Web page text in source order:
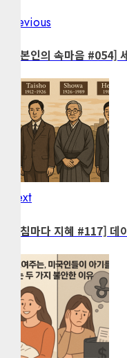
Post
navigation
Previous
[일본인의 속마음 #054]
NextNext
[아침마다 지혜 #117]